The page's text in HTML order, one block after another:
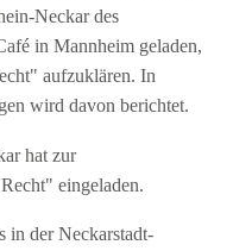
Neckar des
in Mannheim geladen,
aufzuklären. In
wird davon berichtet.
hat zur
eingeladen.
in der Neckarstadt-